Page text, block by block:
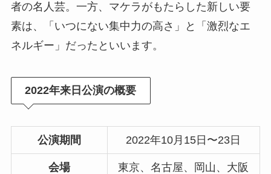
者の名人芸。一方、マケラがもたらした新しい要
素は、「いつにない集中力の高さ」と「激烈なエ
ネルギー」だったといいます。
2022年来日公演の概要
公演期間 2022年10月15日〜23日
会場 東京、名古屋、岡山、大阪